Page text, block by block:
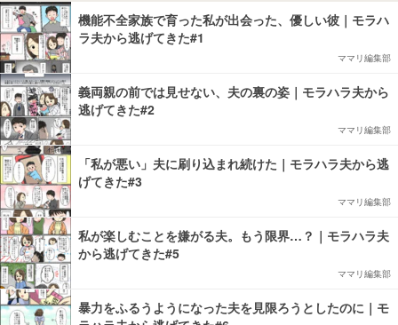
機能不全家族で育った私が出会った、優しい彼｜モラハ
ラ夫から逃げてきた#1
ママリ編集部
義両親の前では見せない、夫の裏の姿｜モラハラ夫から
逃げてきた#2
ママリ編集部
「私が悪い」夫に刷り込まれ続けた｜モラハラ夫から逃
げてきた#3
ママリ編集部
私が楽しむことを嫌がる夫。もう限界…？｜モラハラ夫
から逃げてきた#5
ママリ編集部
暴力をふるうようになった夫を見限ろうとしたのに｜モ